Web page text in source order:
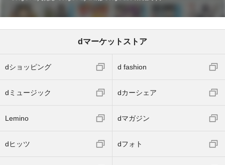
dマーケットストア
dショッピング d fashion
dミュージック dカーシェア
Lemino dマガジン
dヒッツ dフォト